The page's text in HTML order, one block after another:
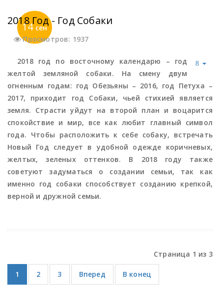
14 сен
2018 Год - Год Собаки
Просмотров: 1937
2018 год по восточному календарю – год
желтой земляной собаки. На смену двум
огненным годам: год Обезьяны – 2016, год Петуха –
2017, приходит год Собаки, чьей стихией является
земля. Страсти уйдут на второй план и воцарится
спокойствие и мир, все как любит главный символ
года. Чтобы расположить к себе собаку, встречать
Новый Год следует в удобной одежде коричневых,
желтых, зеленых оттенков. В 2018 году также
советуют задуматься о создании семьи, так как
именно год собаки способствует созданию крепкой,
верной и дружной семьи.
Страница 1 из 3
1 2 3 Вперед В конец